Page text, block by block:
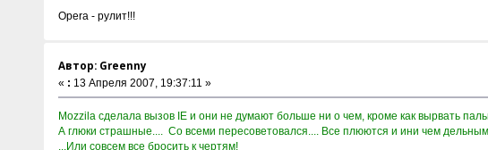
Opera - рулит!!!
Автор: Greenny
« : 13 Апреля 2007, 19:37:11 »
Mozzila сделала вызов IE и они не думают больше ни о чем, кроме как вырвать
А глюки страшные.... Со всеми пересоветовался.... Все плюются и ини чем дельным
...Или совсем все бросить к чертям!